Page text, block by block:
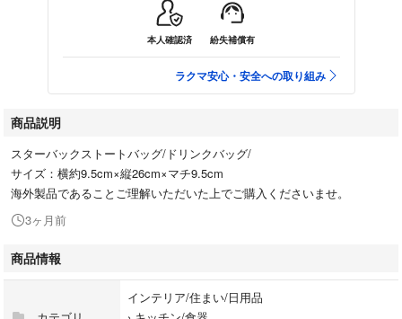
本人確認済 紛失補償有
ラクマ安心・安全への取り組み
商品説明
スターバックストートバッグ/ドリンクバッグ/
サイズ：横約9.5cm×縦26cm×マチ9.5cm
海外製品であることご理解いただいた上でご購入くださいませ。
3ヶ月前
商品情報
インテリア/住まい/日用品